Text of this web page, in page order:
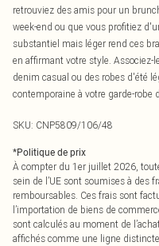
retrouviez des amis pour un
week-end ou que vous profitiez
substantiel mais léger rend ces
en affirmant votre style. Associez-
denim casual ou des robes d'été
contemporaine à votre garde-robe
SKU: CNP5809/106/48
*Politique de prix
À compter du 1er juillet 2026,
sein de l’UE sont soumises à des
remboursables. Ces frais sont
l’importation de biens de
sont calculés au moment de
affichés comme une ligne